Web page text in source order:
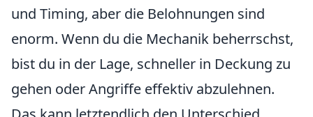
und Timing, aber die Belohnungen sind
enorm. Wenn du die Mechanik beherrschst,
bist du in der Lage, schneller in Deckung zu
gehen oder Angriffe effektiv abzulehnen.